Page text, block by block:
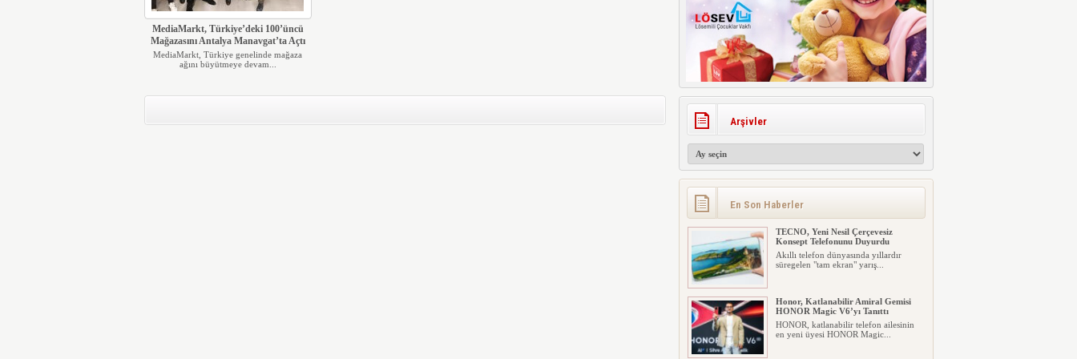
MediaMarkt, Türkiye’deki 100’üncü
Mağazasını Antalya Manavgat’ta Açtı
MediaMarkt, Türkiye genelinde mağaza
ağını büyütmeye devam...
Arşivler
En Son Haberler
TECNO, Yeni Nesil Çerçevesiz
Konsept Telefonunu Duyurdu
Akıllı telefon dünyasında yıllardır
süregelen "tam ekran" yarış...
Honor, Katlanabilir Amiral Gemisi
HONOR Magic V6’yı Tanıttı
HONOR, katlanabilir telefon ailesinin
en yeni üyesi HONOR Magic...